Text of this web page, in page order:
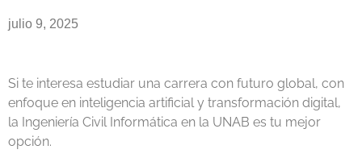
julio 9, 2025
Si te interesa estudiar una carrera con futuro global, con
enfoque en inteligencia artificial y transformación digital,
la Ingeniería Civil Informática en la UNAB es tu mejor
opción.